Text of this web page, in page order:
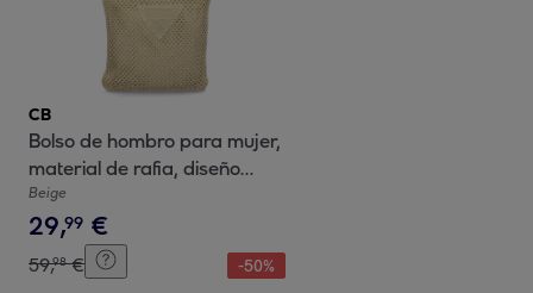
CB
Bolso de hombro para mujer,
material de rafia, diseño
elegante y moderno con
adorno en la parte delantera
Beige
29,99 €
59,98 € -50%